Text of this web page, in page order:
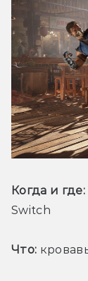
Когда и где:
Switch
Что: